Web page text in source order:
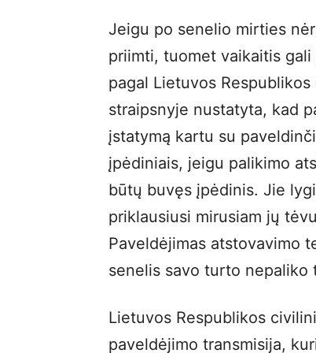
Jeigu po senelio mirties
priimti, tuomet vaikaitis
pagal Lietuvos
straipsnyje nustatyta, kad
įstatymą kartu su
įpėdiniais, jeigu palikimo
būtų buvęs įpėdinis. Jie
priklausiusi mirusiam jų
Paveldėjimas atstovavimo
senelis savo turto nepaliko
Lietuvos Respublikos
paveldėjimo transmisija,